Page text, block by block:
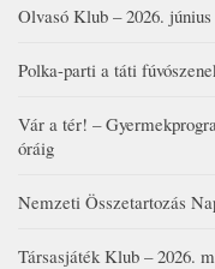
Olvasó Klub – 2026.
Polka-parti a táti
Vár a tér! –
óráig
Nemzeti Összetartozás
Társasjáték Klub – 2026.